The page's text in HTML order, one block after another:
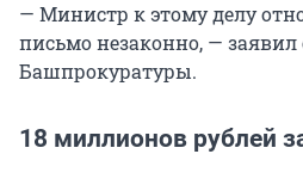
— Министр к этому делу
письмо незаконно, — заявил
Башпрокуратуры.
18 миллионов рублей